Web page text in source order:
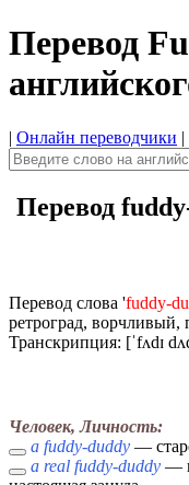
Перевод
| Онлайн переводчики |
Перевод
Перевод слова 'fuddy-
ретроград,
Транскрипция: [ˈfʌdɪ
Человек, Личность:
a fuddy-duddy —
a real fuddy-duddy —